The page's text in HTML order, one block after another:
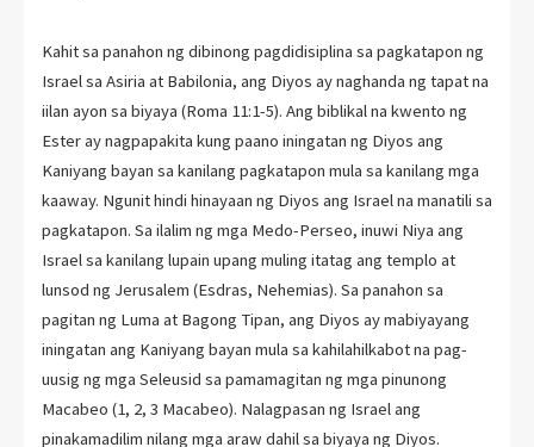
Kahit sa panahon ng dibinong pagdidisiplina sa pagkatapon ng
Israel sa Asiria at Babilonia, ang Diyos ay naghanda ng tapat na
iilan ayon sa biyaya (Roma 11:1-5). Ang biblikal na kwento ng
Ester ay nagpapakita kung paano iningatan ng Diyos ang
Kaniyang bayan sa kanilang pagkatapon mula sa kanilang mga
kaaway. Ngunit hindi hinayaan ng Diyos ang Israel na manatili sa
pagkatapon. Sa ilalim ng mga Medo-Perseo, inuwi Niya ang
Israel sa kanilang lupain upang muling itatag ang templo at
lunsod ng Jerusalem (Esdras, Nehemias). Sa panahon sa
pagitan ng Luma at Bagong Tipan, ang Diyos ay mabiyayang
iningatan ang Kaniyang bayan mula sa kahilahilkabot na pag-
uusig ng mga Seleusid sa pamamagitan ng mga pinunong
Macabeo (1, 2, 3 Macabeo). Nalagpasan ng Israel ang
pinakamadilim nilang mga araw dahil sa biyaya ng Diyos.